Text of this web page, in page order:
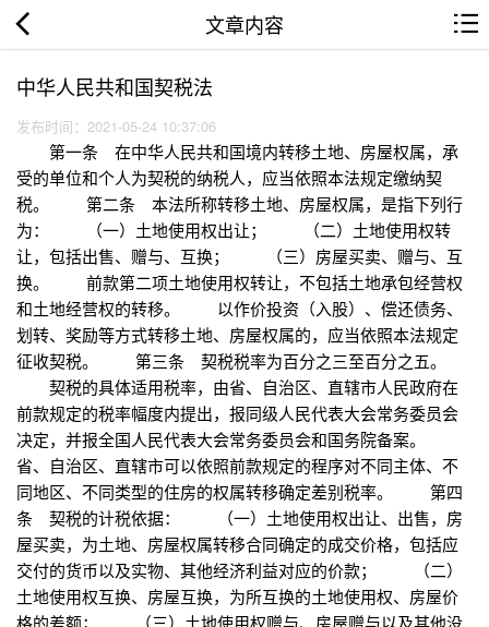
文章内容
中华人民共和国契税法
发布时间：2021-05-24 10:37:06
第一条 在中华人民共和国境内转移土地、房屋权属，承
受的单位和个人为契税的纳税人，应当依照本法规定缴纳契
税。 第二条 本法所称转移土地、房屋权属，是指下列行
为： （一）土地使用权出让； （二）土地使用权转
让，包括出售、赠与、互换； （三）房屋买卖、赠与、互
换。 前款第二项土地使用权转让，不包括土地承包经营权
和土地经营权的转移。 以作价投资（入股）、偿还债务、
划转、奖励等方式转移土地、房屋权属的，应当依照本法规定
征收契税。 第三条 契税税率为百分之三至百分之五。
契税的具体适用税率，由省、自治区、直辖市人民政府在
前款规定的税率幅度内提出，报同级人民代表大会常务委员会
决定，并报全国人民代表大会常务委员会和国务院备案。
省、自治区、直辖市可以依照前款规定的程序对不同主体、不
同地区、不同类型的住房的权属转移确定差别税率。 第四
条 契税的计税依据： （一）土地使用权出让、出售，房
屋买卖，为土地、房屋权属转移合同确定的成交价格，包括应
交付的货币以及实物、其他经济利益对应的价款； （二）
土地使用权互换、房屋互换，为所互换的土地使用权、房屋价
格的差额； （三）土地使用权赠与、房屋赠与以及其他没